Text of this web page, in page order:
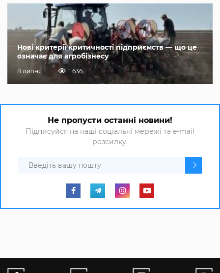
Нові критерії критичності підприємств — що це
означає для агробізнесу
8 липня 1 636
Не пропусти останні новини!
Підписуйся на наші соціальні мережі та e-mail
розсилку.